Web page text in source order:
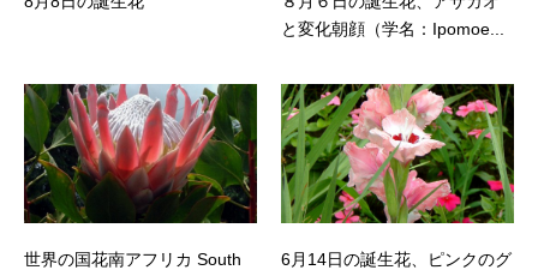
と変化朝顔（学名：Ipomoe...
世界の国花南アフリカ South
6月14日の誕生花、ピンクのグ